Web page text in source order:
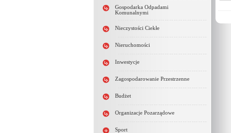
Gospodarka Odpadami
Komunalnymi
Nieczystości Ciekłe
Nieruchomości
Inwestycje
Zagospodarowanie Przestrzenne
Budżet
Organizacje Pozarządowe
Sport